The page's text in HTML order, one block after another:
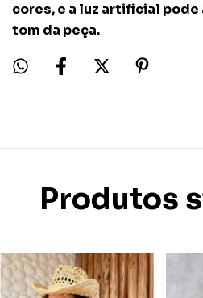
cores, e a luz artificial
tom da peça.
Produtos